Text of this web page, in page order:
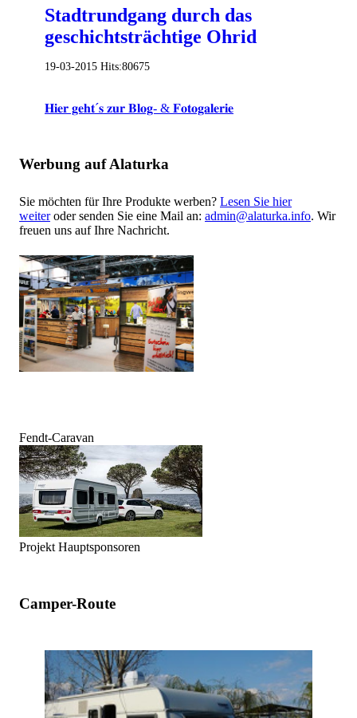
Stadtrundgang durch das
geschichtsträchtige Ohrid
19-03-2015 Hits:80675
𝐇𝐢𝐞𝐫 𝐠𝐞𝐡𝐭´𝐬 𝐳𝐮𝐫 𝐁𝐥𝐨𝐠- & 𝐅𝐨𝐭𝐨𝐠𝐚𝐥𝐞𝐫𝐢𝐞
Werbung auf Alaturka
Sie möchten für Ihre Produkte werben? Lesen Sie hier
weiteroder senden Sie eine Mail an: admin@alaturka.info. Wir
freuen uns auf Ihre Nachricht.
Fendt-Caravan
Projekt Hauptsponsoren
Camper-Route